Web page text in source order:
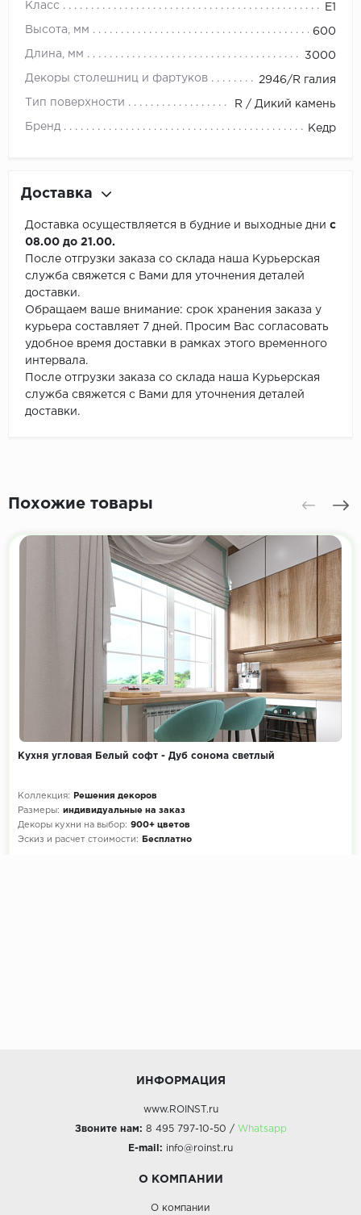
Класс E1
Высота, мм 600
Длина, мм 3000
Декоры столешниц и фартуков 2946/R галия
Тип поверхности R / Дикий камень
Бренд Кедр
Доставка
Доставка осуществляется в будние и выходные дни с
08.00 до 21.00.
После отгрузки заказа со склада наша Курьерская
служба свяжется с Вами для уточнения деталей
доставки.
Обращаем ваше внимание: срок хранения заказа у
курьера составляет 7 дней. Просим Вас согласовать
удобное время доставки в рамках этого временного
интервала.
После отгрузки заказа со склада наша Курьерская
служба свяжется с Вами для уточнения деталей
доставки.
Похожие товары
Кухня угловая Белый софт - Дуб сонома светлый
Коллекция:
Решения декоров
Размеры: индивидуальные на заказ
Декоры кухни на выбор: 900+ цветов
Эскиз и расчет стоимости:
Бесплатно
ИНФОРМАЦИЯ
www.ROINST.ru
Звоните нам: 8 495 797-10-50 / Whatsapp
E-mail: info@roinst.ru
О КОМПАНИИ
О компании